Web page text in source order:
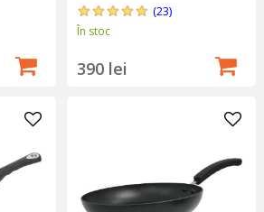
(23)
În stoc
390 lei